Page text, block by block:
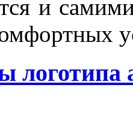
и
логотипа